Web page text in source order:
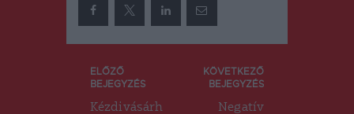
Bejegyzés
navigáció
ELŐZŐ
BEJEGYZÉS
Kézdivásárh
KÖVETKEZŐ
BEJEGYZÉS
Negatív